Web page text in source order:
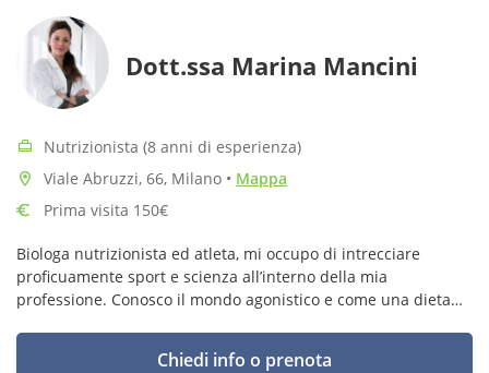
Dott.ssa Marina Mancini
Nutrizionista (8 anni di esperienza)
Viale Abruzzi, 66, Milano • Mappa
Prima visita 150€
Biologa nutrizionista ed atleta, mi occupo di intrecciare
proficuamente sport e scienza all’interno della mia
professione. Conosco il mondo agonistico e come una dieta
Chiedi info o prenota